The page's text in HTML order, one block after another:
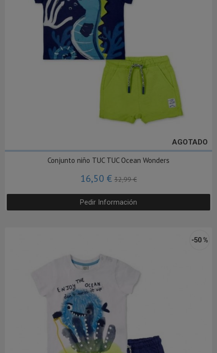
AGOTADO
Conjunto niño TUC TUC Ocean Wonders
16,50 €32,99 €
Pedir Información
-50 %